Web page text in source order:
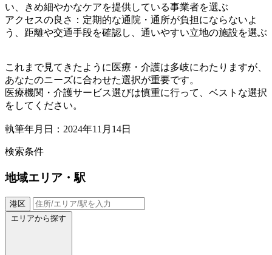
い、きめ細やかなケアを提供している事業者を選ぶ
アクセスの良さ：定期的な通院・通所が負担にならないよ
う、距離や交通手段を確認し、通いやすい立地の施設を選ぶ
これまで見てきたように医療・介護は多岐にわたりますが、
あなたのニーズに合わせた選択が重要です。
医療機関・介護サービス選びは慎重に行って、ベストな選択
をしてください。
執筆年月日：2024年11月14日
検索条件
地域エリア・駅
港区
エリアから探す